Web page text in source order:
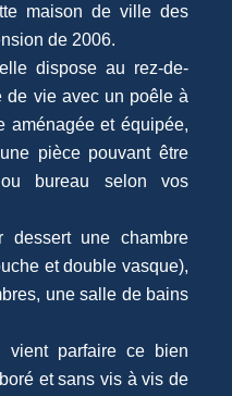
maison de ville des
de 2006.
dispose au rez-de-
de vie avec un poêle à
aménagée et équipée,
pièce pouvant être
bureau selon vos
une chambre
et double vasque),
une salle de bains
vient parfaire ce bien
et sans vis à vis de